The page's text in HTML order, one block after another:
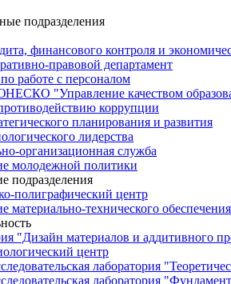
подразделения
финансового контроля и
правовой департамент
работе с персоналом
"Управление качеством
коррупции
планирования и развития
лидерства
организационная служба
молодежной политики
подразделения
полиграфический центр
материально-технического обеспечения
"Дизайн материалов и аддитивного
центр
лаборатория
лаборатория